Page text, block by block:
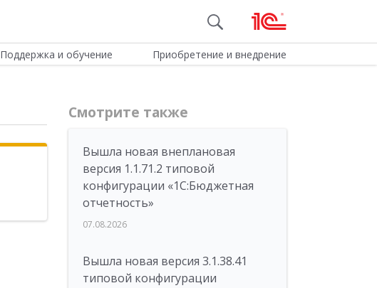
Поддержка и обучение Приобретение и внедрение
Смотрите также
Вышла новая внеплановая
версия 1.1.71.2 типовой
конфигурации «1C:Бюджетная
отчетность»
07.08.2026
Вышла новая версия 3.1.38.41
типовой конфигурации